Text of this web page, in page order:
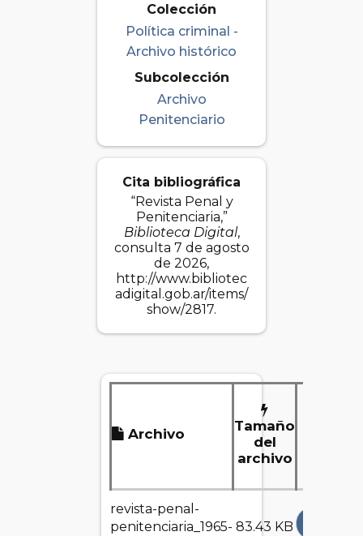
Colección
Política criminal -
Archivo histórico
Subcolección
Archivo
Penitenciario
Cita bibliográfica
“Revista Penal y
Penitenciaria,”
Biblioteca Digital,
consulta 7 de agosto
de 2026,
http://www.bibliotec
adigital.gob.ar/items/
show/2817.
Archivo
Tamaño
del
archivo
revista-penal-
penitenciaria_1965- 83.43 KB